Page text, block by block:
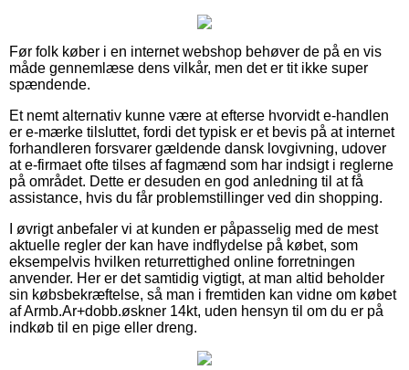
Før folk køber i en internet webshop behøver de på en vis
måde gennemlæse dens vilkår, men det er tit ikke super
spændende.
Et nemt alternativ kunne være at efterse hvorvidt e-handlen
er e-mærke tilsluttet, fordi det typisk er et bevis på at internet
forhandleren forsvarer gældende dansk lovgivning, udover
at e-firmaet ofte tilses af fagmænd som har indsigt i reglerne
på området. Dette er desuden en god anledning til at få
assistance, hvis du får problemstillinger ved din shopping.
I øvrigt anbefaler vi at kunden er påpasselig med de mest
aktuelle regler der kan have indflydelse på købet, som
eksempelvis hvilken returrettighed online forretningen
anvender. Her er det samtidig vigtigt, at man altid beholder
sin købsbekræftelse, så man i fremtiden kan vidne om købet
af Armb.Ar+dobb.øskner 14kt, uden hensyn til om du er på
indkøb til en pige eller dreng.